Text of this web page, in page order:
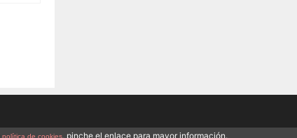
política de cookies , pinche el enlace para mayor información.